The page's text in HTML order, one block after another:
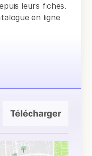
leurs fiches.
en ligne.